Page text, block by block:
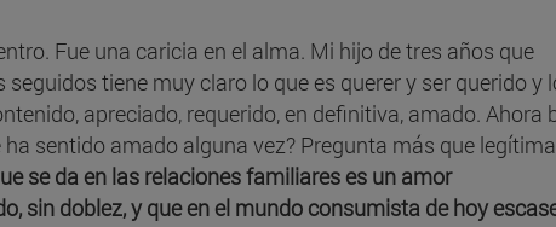
Fue una caricia en el alma. Mi hijo de tres años que
tiene muy claro lo que es querer y ser querido y
apreciado, requerido, en definitiva, amado. Ahora
sentido amado alguna vez? Pregunta más que
se da en las relaciones familiares es un amor
sin doblez, y que en el mundo consumista de hoy